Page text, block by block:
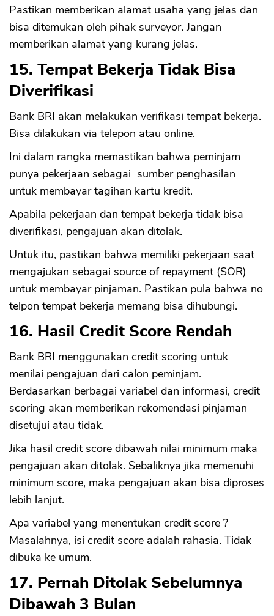
Pastikan memberikan alamat usaha yang jelas dan
bisa ditemukan oleh pihak surveyor. Jangan
memberikan alamat yang kurang jelas.
15. Tempat Bekerja Tidak Bisa
Diverifikasi
Bank BRI akan melakukan verifikasi tempat bekerja.
Bisa dilakukan via telepon atau online.
Ini dalam rangka memastikan bahwa peminjam
punya pekerjaan sebagai sumber penghasilan
untuk membayar tagihan kartu kredit.
Apabila pekerjaan dan tempat bekerja tidak bisa
diverifikasi, pengajuan akan ditolak.
Untuk itu, pastikan bahwa memiliki pekerjaan saat
mengajukan sebagai source of repayment (SOR)
untuk membayar pinjaman. Pastikan pula bahwa no
telpon tempat bekerja memang bisa dihubungi.
16. Hasil Credit Score Rendah
Bank BRI menggunakan credit scoring untuk
menilai pengajuan dari calon peminjam.
Berdasarkan berbagai variabel dan informasi, credit
scoring akan memberikan rekomendasi pinjaman
disetujui atau tidak.
Jika hasil credit score dibawah nilai minimum maka
pengajuan akan ditolak. Sebaliknya jika memenuhi
minimum score, maka pengajuan akan bisa diproses
lebih lanjut.
Apa variabel yang menentukan credit score ?
Masalahnya, isi credit score adalah rahasia. Tidak
dibuka ke umum.
17. Pernah Ditolak Sebelumnya
Dibawah 3 Bulan